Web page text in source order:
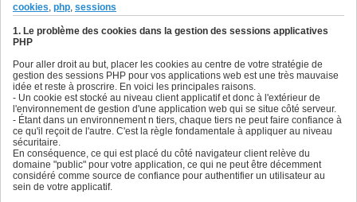
cookies, php, sessions
1. Le problème des cookies dans la gestion des sessions applicatives
PHP
Pour aller droit au but, placer les cookies au centre de votre stratégie de
gestion des sessions PHP pour vos applications web est une très mauvaise
idée et reste à proscrire. En voici les principales raisons.
- Un cookie est stocké au niveau client applicatif et donc à l'extérieur de
l'environnement de gestion d'une application web qui se situe côté serveur.
- Étant dans un environnement n tiers, chaque tiers ne peut faire confiance à
ce qu'il reçoit de l'autre. C'est la règle fondamentale à appliquer au niveau
sécuritaire.
En conséquence, ce qui est placé du côté navigateur client relève du
domaine "public" pour votre application, ce qui ne peut être décemment
considéré comme source de confiance pour authentifier un utilisateur au
sein de votre applicatif.